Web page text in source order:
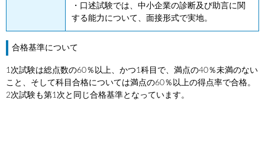
・口述試験では、中小企業の診断及び助言に関
する能力について、面接形式で実地。
合格基準について
1次試験は総点数の60％以上、かつ1科目で、満点の40％未満のない
こと、そして科目合格については満点の60％以上の得点率で合格。
2次試験も第1次と同じ合格基準となっています。